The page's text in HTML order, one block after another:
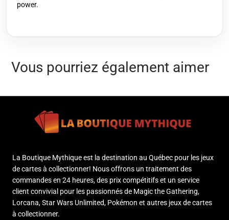
power.
Vous pourriez également aimer
La Boutique Mythique est la destination au Québec pour les jeux
de cartes à collectionner! Nous offrons un traitement des
commandes en 24 heures, des prix compétitifs et un service
client convivial pour les passionnés de Magic the Gathering,
Lorcana, Star Wars Unlimited, Pokémon et autres jeux de cartes
à collectionner.